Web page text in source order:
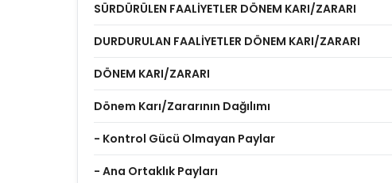
SÜRDÜRÜLEN FAALİYETLER DÖNEM KARI/ZARARI
DURDURULAN FAALİYETLER DÖNEM KARI/ZARARI
DÖNEM KARI/ZARARI
Dönem Karı/Zararının Dağılımı
- Kontrol Gücü Olmayan Paylar
- Ana Ortaklık Payları